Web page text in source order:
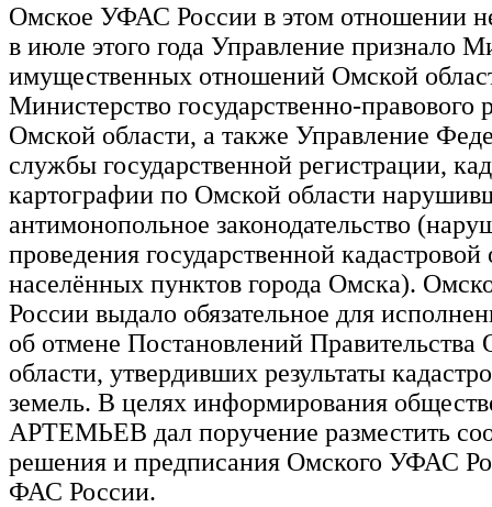
Омское УФАС России в этом отношении
в июле этого года Управление признало
имущественных отношений Омской
Министерство государственно-правового
Омской области, а также Управление
службы государственной регистрации,
картографии по Омской области
антимонопольное законодательство
проведения государственной
населённых пунктов города Омска).
России выдало обязательное для
об отмене Постановлений Правительства
области, утвердивших результаты
земель. В целях информирования
АРТЕМЬЕВ дал поручение разместить
решения и предписания Омского УФАС
ФАС России.